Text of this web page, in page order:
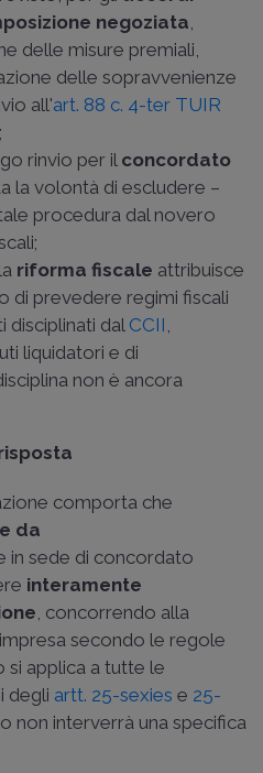
negoziata,
delle misure premiali,
delle sopravvenienze
all'art. 88 c. 4-ter TUIR
rinvio per il concordato
la volontà di escludere –
procedura dal novero
riforma fiscale attribuisce
di prevedere regimi fiscali
disciplinati dal CCII ,
liquidatori e di
non è ancora
comporta che
da
in sede di concordato
interamente
, concorrendo alla
secondo le regole
si applica a tutte le
degli artt. 25-sexies e 25-
non interverrà una specifica